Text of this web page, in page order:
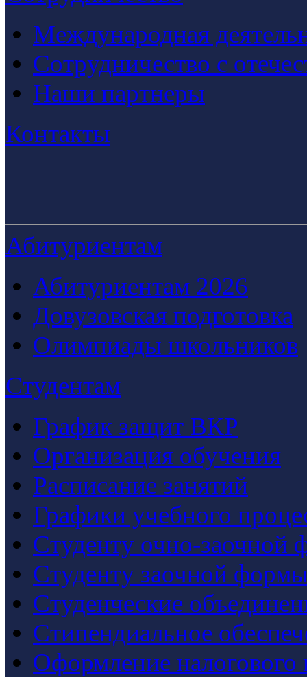
Международная
Сотрудничество с
Наши партнеры
Контакты
Абитуриентам
Абитуриентам 2026
Довузовская подготовка
Олимпиады школьников
Студентам
График защит ВКР
Организация обучения
Расписание занятий
Графики учебного
Студенту очно-заочной
Студенту заочной
Студенческие
Стипендиальное
Оформление налогового